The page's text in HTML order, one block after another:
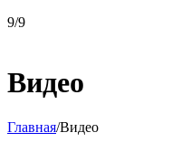
9/9
Видео
Главная/Видео